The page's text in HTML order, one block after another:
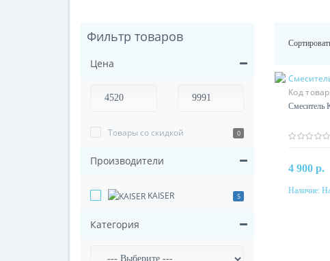
Фильтр товаров
Цена
Товары со скидкой 0
Производители
KAISER 5
Категория
Код
KAISER
Смеситель
4 900 р.
В
Наличие: